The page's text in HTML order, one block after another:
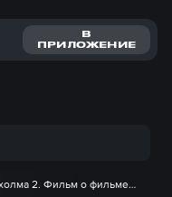
В
ПРИЛОЖЕНИЕ
2. Фильм о фильме